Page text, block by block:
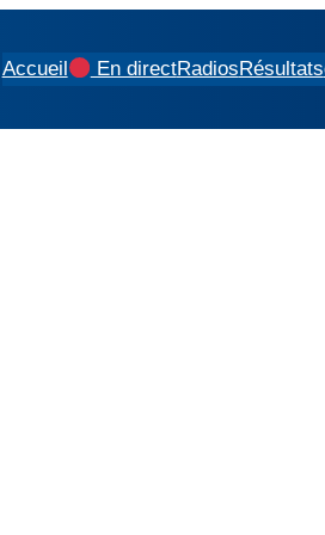
Accueil En directRadiosRésultats